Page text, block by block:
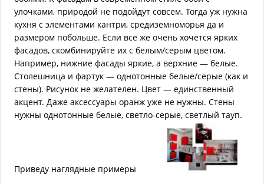
улочками, природой не подойдут совсем. Тогда уж нужна
кухня с элементами кантри, средиземноморья да и
размером побольше. Если все же очень хочется ярких
фасадов, скомбинируйте их с белым/серым цветом.
Например, нижние фасады яркие, а верхние — белые.
Столешница и фартук — однотонные белые/серые (как и
стены). Рисунок не желателен. Цвет — единственный
акцент. Даже аксессуары оранж уже не нужны. Стены
нужны однотонные белые, светло-серые, светлый тауп.
Приведу наглядные примеры